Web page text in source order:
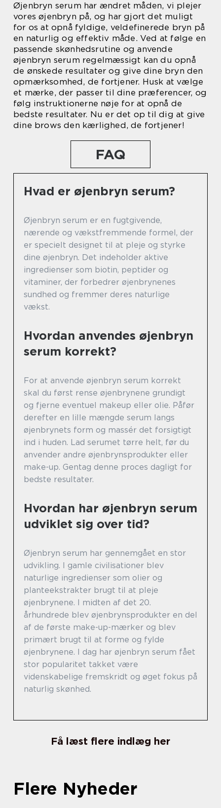
Øjenbryn serum har ændret måden, vi plejer
vores øjenbryn på, og har gjort det muligt
for os at opnå fyldige, veldefinerede bryn på
en naturlig og effektiv måde. Ved at følge en
passende skønhedsrutine og anvende
øjenbryn serum regelmæssigt kan du opnå
de ønskede resultater og give dine bryn den
opmærksomhed, de fortjener. Husk at vælge
et mærke, der passer til dine præferencer, og
følg instruktionerne nøje for at opnå de
bedste resultater. Nu er det op til dig at give
dine brows den kærlighed, de fortjener!
FAQ
Hvad er øjenbryn serum?
Øjenbryn serum er en fugtgivende,
nærende og vækstfremmende formel, der
er specielt designet til at pleje og styrke
dine øjenbryn. Det indeholder aktive
ingredienser som biotin, peptider og
vitaminer, der forbedrer øjenbrynenes
sundhed og fremmer deres naturlige
vækst.
Hvordan anvendes øjenbryn
serum korrekt?
For at anvende øjenbryn serum korrekt
skal du først rense øjenbrynene grundigt
og fjerne eventuel makeup eller olie. Påfør
derefter en lille mængde serum langs
øjenbrynets form og massér det forsigtigt
ind i huden. Lad serumet tørre helt, før du
anvender andre øjenbrynsprodukter eller
make-up. Gentag denne proces dagligt for
bedste resultater.
Hvordan har øjenbryn serum
udviklet sig over tid?
Øjenbryn serum har gennemgået en stor
udvikling. I gamle civilisationer blev
naturlige ingredienser som olier og
planteekstrakter brugt til at pleje
øjenbrynene. I midten af det 20.
århundrede blev øjenbrynsprodukter en del
af de første make-up-mærker og blev
primært brugt til at forme og fylde
øjenbrynene. I dag har øjenbryn serum fået
stor popularitet takket være
videnskabelige fremskridt og øget fokus på
naturlig skønhed.
Få læst flere indlæg her
Flere Nyheder